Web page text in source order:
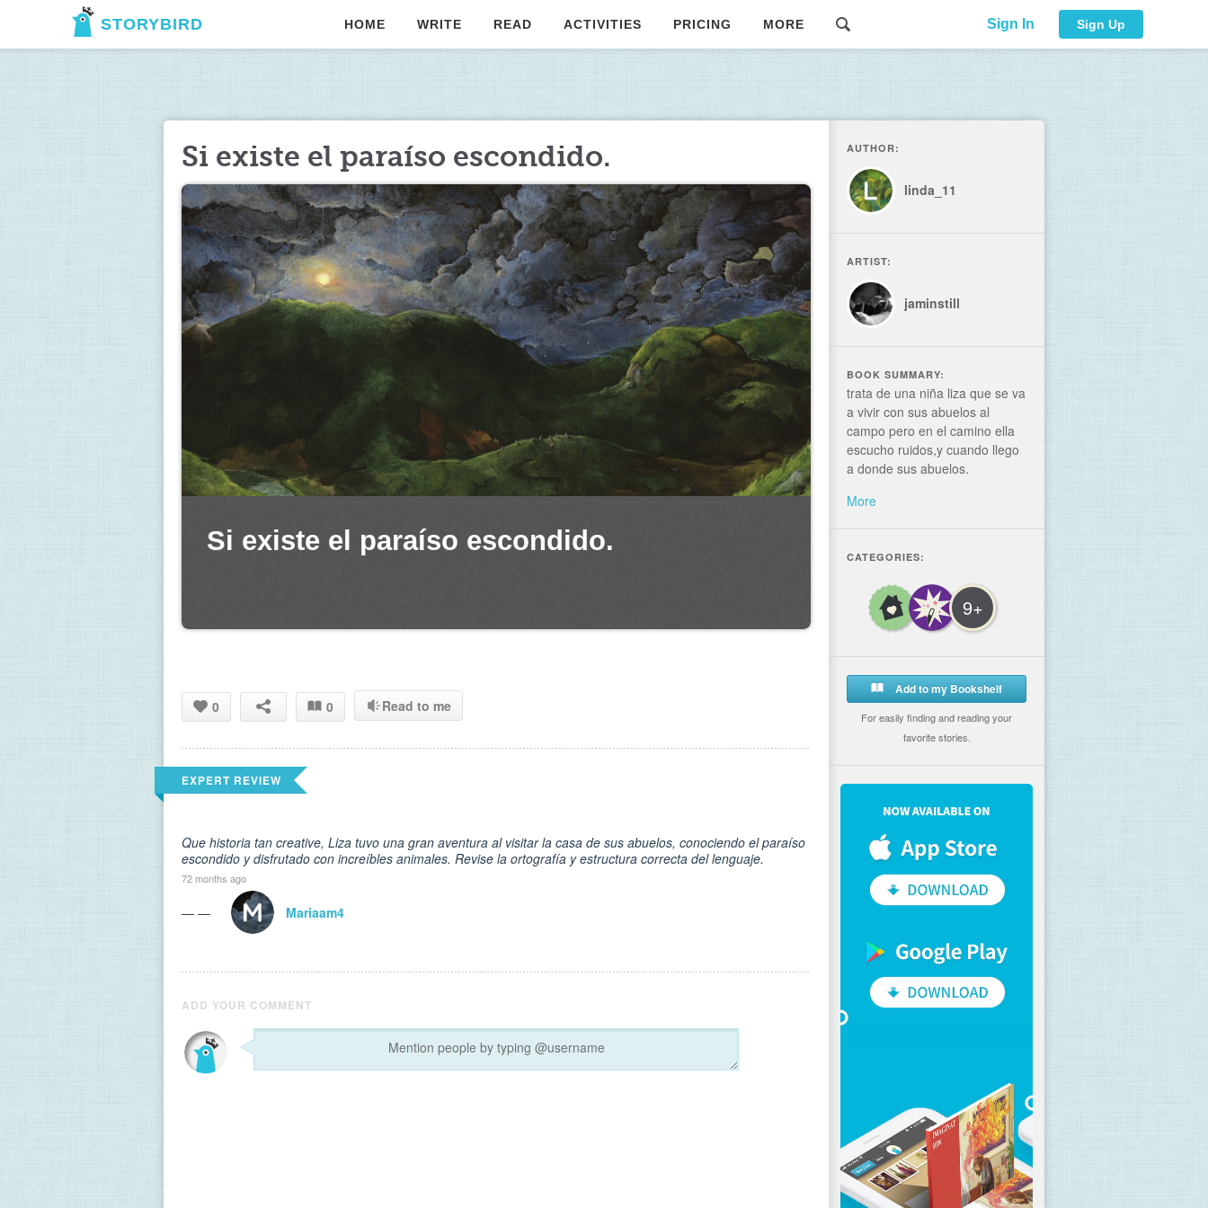
STORYBIRD HOME WRITE READ ACTIVITIES PRICING MORE Sign In Sign Up
Si existe el paraíso escondido.
Si existe el paraíso escondido.
0 0 Read to me
EXPERT REVIEW
Que historia tan creative, Liza tuvo una gran aventura al visitar la casa de sus abuelos, conociendo el paraíso
escondido y disfrutado con increíbles animales. Revise la ortografía y estructura correcta del lenguaje.
72 months ago
— — Mariaam4
ADD YOUR COMMENT
AUTHOR:
linda_11
ARTIST:
jaminstill
BOOK SUMMARY:
trata de una niña liza que se va
a vivir con sus abuelos al
campo pero en el camino ella
escucho ruidos,y cuando llego
a donde sus abuelos.
More
CATEGORIES:
9+
Add to my Bookshelf
For easily finding and reading your
favorite stories.